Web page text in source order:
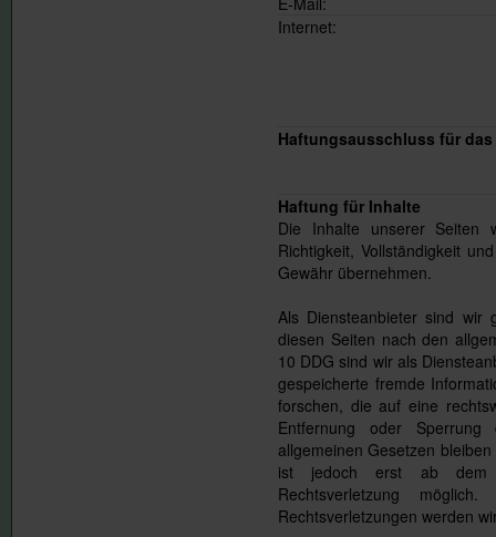
Internet:
Haftungsausschluss für
Haftung für Inhalte
Die Inhalte unserer Seiten
Richtigkeit, Vollständigkeit
Gewähr übernehmen.
Als Diensteanbieter sind
diesen Seiten nach den
10 DDG sind wir als
gespeicherte fremde
forschen, die auf eine
Entfernung oder
allgemeinen Gesetzen
ist jedoch erst ab dem
Rechtsverletzung
Rechtsverletzungen werden